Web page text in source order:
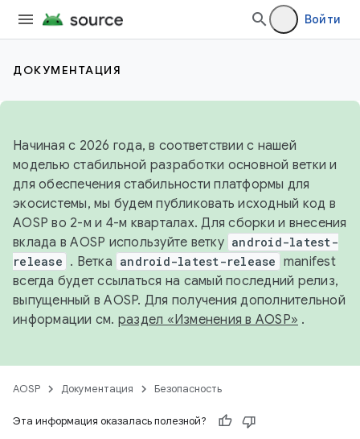
Войти
ДОКУМЕНТАЦИЯ
Начиная с 2026 года, в соответствии с нашей
моделью стабильной разработки основной ветки и
для обеспечения стабильности платформы для
экосистемы, мы будем публиковать исходный код в
AOSP во 2-м и 4-м кварталах. Для сборки и внесения
вклада в AOSP используйте ветку android-latest-
release . Ветка android-latest-release manifest
всегда будет ссылаться на самый последний релиз,
выпущенный в AOSP. Для получения дополнительной
информации см. раздел «Изменения в AOSP» .
AOSP Документация Безопасность
Эта информация оказалась полезной?